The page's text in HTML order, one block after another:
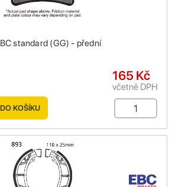
standard (GG) - přední
165 Kč
včetně DPH
KOŠÍKU